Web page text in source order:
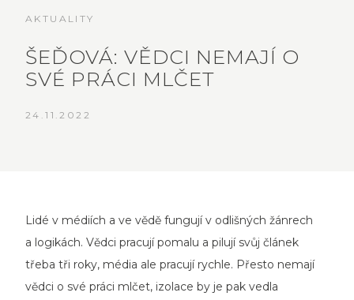
AKTUALITY
ŠEĎOVÁ: VĚDCI NEMAJÍ O
SVÉ PRÁCI MLČET
24.11.2022
Lidé v médiích a ve vědě fungují v odlišných žánrech
a logikách. Vědci pracují pomalu a pilují svůj článek
třeba tři roky, média ale pracují rychle. Přesto nemají
vědci o své práci mlčet, izolace by je pak vedla